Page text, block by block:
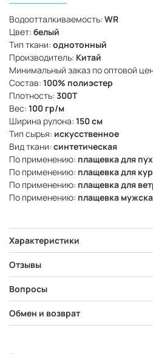
Водоотталкиваемость: WR
Цвет: белый
Тип ткани: однотонный
Производитель: Китай
Минимальный заказ по оптовой
Состав: 100% полиэстер
Плотность: 300Т
Вес: 100 гр/м
Ширина рулона: 150 см
Тип сырья: искусственное
Вид ткани: синтетическая
По применению: плащевка для
По применению: плащевка для
По применению: плащевка для
По применению: плащевка
Характеристики
Отзывы
Вопросы
Обмен и возврат